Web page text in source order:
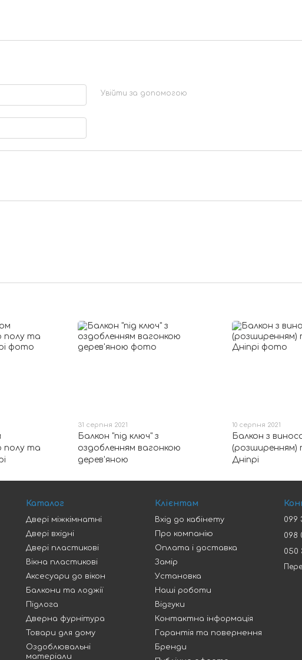
Увійти за допомогою
полу та
31 серпня 2021
Балкон "під ключ" з
оздобленням вагонкою
дерев'яною
10 серпня 2021
Балкон з
(розширенням)
Дніпрі
Каталог
Двері міжкімнатні
Двері вхідні
Двері пластикові
Вікна пластикові
Аксесуари до вікон
Балкони та лоджії
Підлога
Дверна фурнітура
Товари для дому
Оздоблювальні
матеріали
Клієнтам
Вхід до кабінету
Про компанію
Оплата і доставка
Замір
Установка
Наші роботи
Відгуки
Контактна інформація
Гарантія та повернення
Бренди
099
098
050